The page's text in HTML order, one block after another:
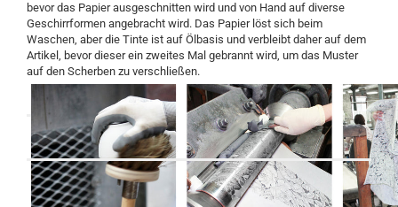
bevor das Papier ausgeschnitten wird und von Hand auf diverse
Geschirrformen angebracht wird. Das Papier löst sich beim
Waschen, aber die Tinte ist auf Ölbasis und verbleibt daher auf dem
Artikel, bevor dieser ein zweites Mal gebrannt wird, um das Muster
auf den Scherben zu verschließen.